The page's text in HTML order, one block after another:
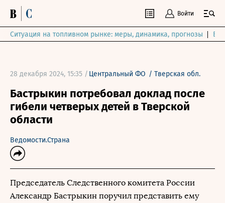
Войти
Ситуация на топливном рынке: меры, динамика, прогнозы
28 декабря 2024, 15:35 / Центральный ФО / Тверская обл.
Бастрыкин потребовал доклад после
гибели четверых детей в Тверской
области
Ведомости.Страна
Председатель Следственного комитета России
Александр Бастрыкин поручил представить ему